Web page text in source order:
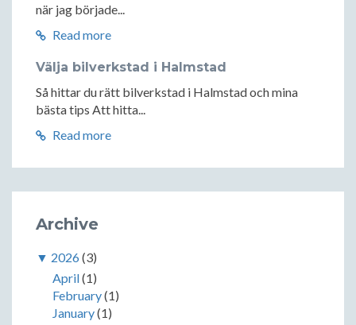
när jag började...
Read more
Välja bilverkstad i Halmstad
Så hittar du rätt bilverkstad i Halmstad och mina
bästa tips Att hitta...
Read more
Archive
▼ 2026(3)
April(1)
February(1)
January(1)